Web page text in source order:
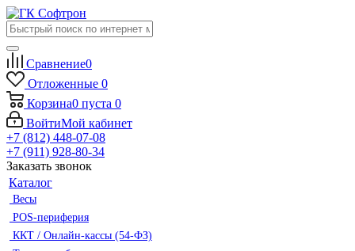
Сравнение0
Отложенные 0
Корзина0 пуста 0
ВойтиМой кабинет
+7 (812) 448-07-08
+7 (911) 928-80-34
Заказать звонок
Каталог
Весы
POS-периферия
ККТ / Онлайн-кассы (54-ФЗ)